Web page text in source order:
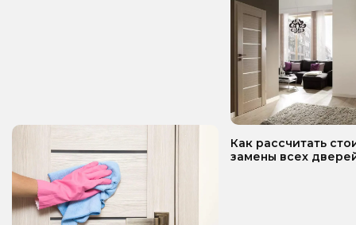
Как рассчитать
замены всех